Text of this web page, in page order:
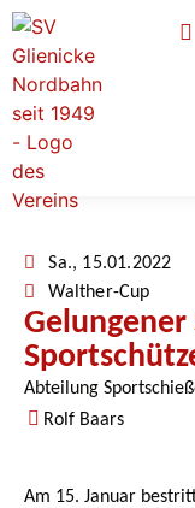
Sa., 15.01.2022
Walther-Cup
Gelungener
Abteilung
Rolf Baars
Am 15. Januar